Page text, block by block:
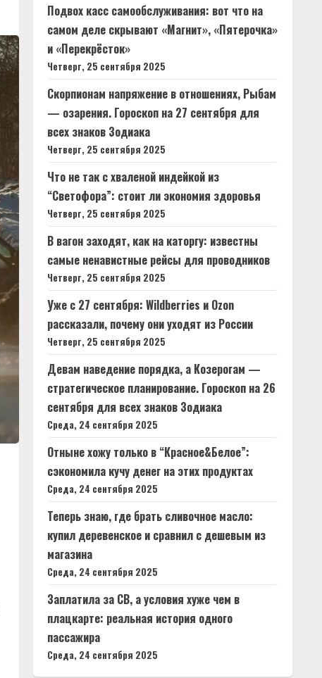
Подвох касс самообслуживания: вот что на
самом деле скрывают «Магнит», «Пятерочка»
и «Перекрёсток»
Четверг, 25 сентября 2025
Скорпионам напряжение в отношениях, Рыбам
— озарения. Гороскоп на 27 сентября для
всех знаков Зодиака
Четверг, 25 сентября 2025
Что не так с хваленой индейкой из
“Светофора”: стоит ли экономия здоровья
Четверг, 25 сентября 2025
В вагон заходят, как на каторгу: известны
самые ненавистные рейсы для проводников
Четверг, 25 сентября 2025
Уже с 27 сентября: Wildberries и Ozon
рассказали, почему они уходят из России
Четверг, 25 сентября 2025
Девам наведение порядка, а Козерогам —
стратегическое планирование. Гороскоп на 26
сентября для всех знаков Зодиака
Среда, 24 сентября 2025
Отныне хожу только в “Красное&Белое”:
сэкономила кучу денег на этих продуктах
Среда, 24 сентября 2025
Теперь знаю, где брать сливочное масло:
купил деревенское и сравнил с дешевым из
магазина
Среда, 24 сентября 2025
Заплатила за СВ, а условия хуже чем в
плацкарте: реальная история одного
пассажира
Среда, 24 сентября 2025